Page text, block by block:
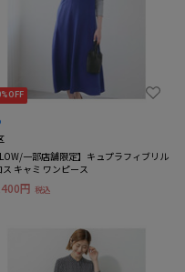
一部店舗限定】キュプラフィブリル
ス キャミ ワンピース
円 税込